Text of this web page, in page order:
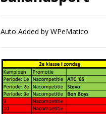
Auto Added by WPeMatico